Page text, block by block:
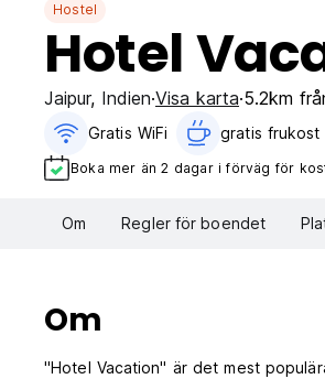
Hostel
Hotel
Jaipur, Indien Visa karta 5.2km
Gratis WiFi gratis frukost‎
Boka mer än 2 dagar i förväg för
Om Regler för boendet
Om
"Hotel Vacation" är det mest